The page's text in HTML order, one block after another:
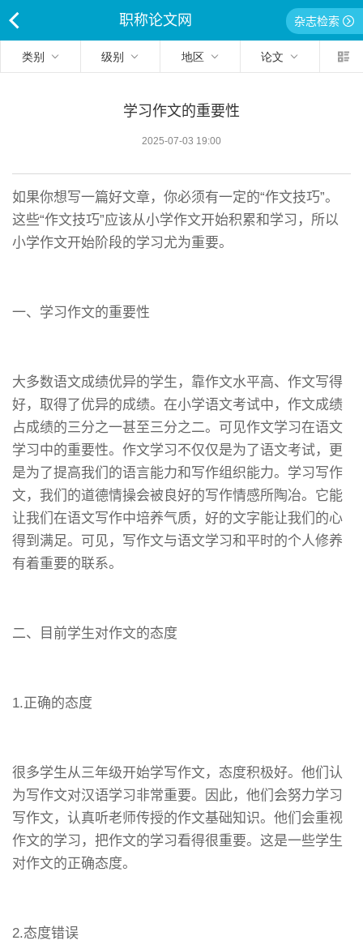
职称论文网 杂志检索
类别 级别 地区 论文
学习作文的重要性
2025-07-03 19:00
如果你想写一篇好文章，你必须有一定的“作文技巧”。
这些“作文技巧”应该从小学作文开始积累和学习，所以
小学作文开始阶段的学习尤为重要。
一、学习作文的重要性
大多数语文成绩优异的学生，靠作文水平高、作文写得
好，取得了优异的成绩。在小学语文考试中，作文成绩
占成绩的三分之一甚至三分之二。可见作文学习在语文
学习中的重要性。作文学习不仅仅是为了语文考试，更
是为了提高我们的语言能力和写作组织能力。学习写作
文，我们的道德情操会被良好的写作情感所陶冶。它能
让我们在语文写作中培养气质，好的文字能让我们的心
得到满足。可见，写作文与语文学习和平时的个人修养
有着重要的联系。
二、目前学生对作文的态度
1.正确的态度
很多学生从三年级开始学写作文，态度积极好。他们认
为写作文对汉语学习非常重要。因此，他们会努力学习
写作文，认真听老师传授的作文基础知识。他们会重视
作文的学习，把作文的学习看得很重要。这是一些学生
对作文的正确态度。
2.态度错误